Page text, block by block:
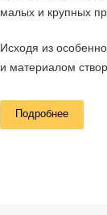
малых и крупных
Исходя из
и материалом
Подробнее